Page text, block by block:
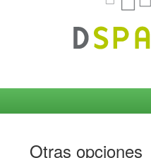
Otras opciones